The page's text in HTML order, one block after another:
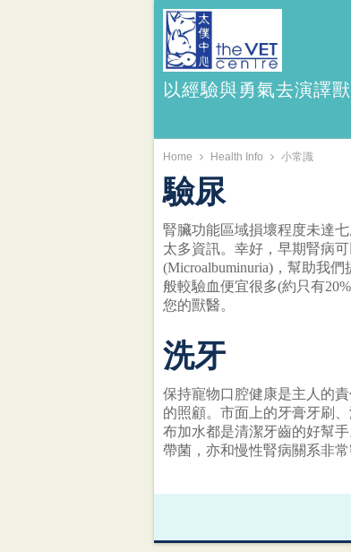
以經驗與勇氣去演譯
Home Health Info 小常識
驗尿
腎臟功能區域損壞程度未達
太多資訊。幸好，早期腎病
(Microalbuminuria)，幫助我
般較驗血便宜很多(約只有
您的獸醫。
洗牙
保持寵物口腔健康是主人的
的照顧。市面上的牙膏牙刷
布加水都是清潔牙齒的好幫
帶菌，亦和慢性腎病關系非常